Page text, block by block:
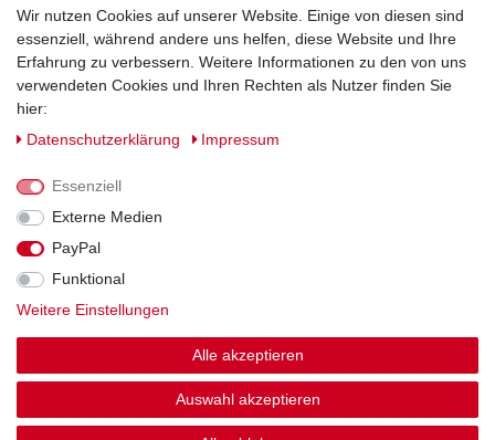
Lagerware
Barrierefreiheitserklärung
© Copyright 2026 | Alle Rechte vorbehalten.
Wir nutzen Cookies auf unserer Website. Einige von diesen sind
essenziell, während andere uns helfen, diese Website und Ihre
Erfahrung zu verbessern. Weitere Informationen zu den von uns
verwendeten Cookies und Ihren Rechten als Nutzer finden Sie
hier:
Daten­schutz­erklärung
Impressum
Essenziell
Externe Medien
PayPal
Funktional
Weitere Einstellungen
Alle akzeptieren
Auswahl akzeptieren